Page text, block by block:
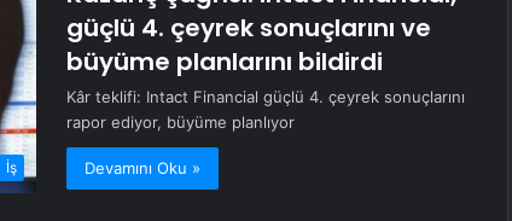
İş
güçlü 4. çeyrek sonuçlarını ve
büyüme planlarını bildirdi
Kâr teklifi: Intact Financial güçlü 4. çeyrek sonuçlarını
rapor ediyor, büyüme planlıyor
Devamını Oku »